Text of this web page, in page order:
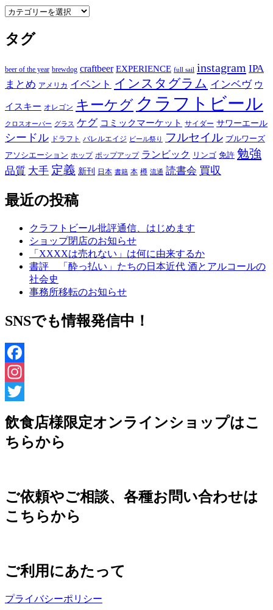
ブ
カ
ゴ
リ
タグ
beer of the year brewdog craftbeer EXPERIENCE full sail instagram IPA
まとめ アメリカ イベント インスタグラム インベヴ ウ
イスキー オレゴン キーケグ クラフトビール
クロスオーバー グラス ケグ コミックマーケット サイダー サワーエール
シードル ドラフト バレルエイジ ビール祭り フルセイル ブルワーズ
アソシエーション ホップ ポップアップ ランビック リンゴ 免許 勉強
品質 大手 定義 新刊 日本 書籍 本 樽 流通 読書会 買収
最近の投稿
クラフトビール批評通信、はじめます
ショップ閉店のお知らせ
「XXXXは売れない」は何に由来するか
書評 「酔っ払い」たちの日本近代 酒とアルコールの
社会史
事務所移転のお知らせ
SNSでも情報発信中！
Facebook
Instagram
飲食店様限定オンラインショップはこ
ちらから
ご依頼やご相談、各種お問い合わせは
こちらから
ご利用にあたって
プライバシーポリシー